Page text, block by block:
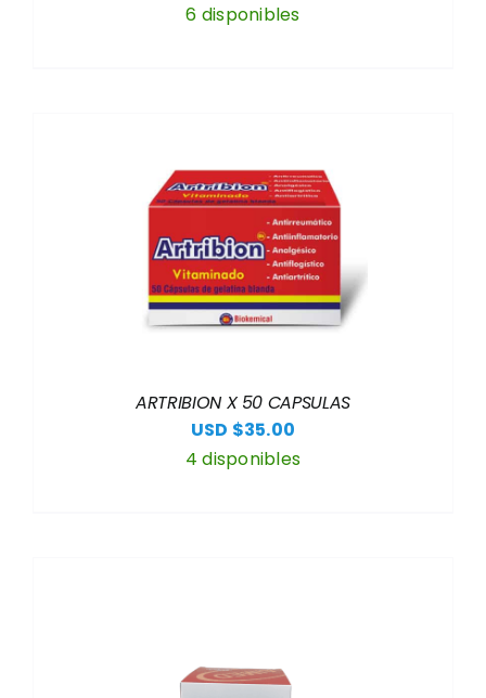
6 disponibles
ARTRIBION X 50 CAPSULAS
USD $35.00
4 disponibles